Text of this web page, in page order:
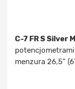
C-7 FR S Silver
menzura 26,5"